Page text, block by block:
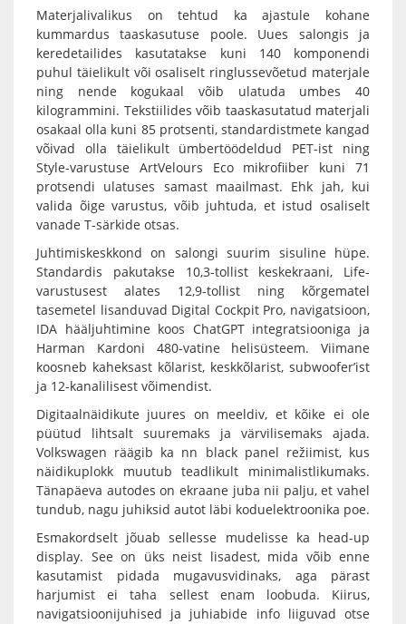
Materjalivalikus on tehtud ka ajastule kohane
kummardus taaskasutuse poole. Uues salongis ja
keredetailides kasutatakse kuni 140 komponendi
puhul täielikult või osaliselt ringlussevõetud materjale
ning nende kogukaal võib ulatuda umbes 40
kilogrammini. Tekstiilides võib taaskasutatud materjali
osakaal olla kuni 85 protsenti, standardistmete kangad
võivad olla täielikult ümbertöödeldud PET-ist ning
Style-varustuse ArtVelours Eco mikrofiiber kuni 71
protsendi ulatuses samast maailmast. Ehk jah, kui
valida õige varustus, võib juhtuda, et istud osaliselt
vanade T-särkide otsas.
Juhtimiskeskkond on salongi suurim sisuline hüpe.
Standardis pakutakse 10,3-tollist keskekraani, Life-
varustusest alates 12,9-tollist ning kõrgematel
tasemetel lisanduvad Digital Cockpit Pro, navigatsioon,
IDA hääljuhtimine koos ChatGPT integratsiooniga ja
Harman Kardoni 480-vatine helisüsteem. Viimane
koosneb kaheksast kõlarist, keskkõlarist, subwoofer’ist
ja 12-kanalilisest võimendist.
Digitaalnäidikute juures on meeldiv, et kõike ei ole
püütud lihtsalt suuremaks ja värvilisemaks ajada.
Volkswagen räägib ka nn black panel režiimist, kus
näidikuplokk muutub teadlikult minimalistlikumaks.
Tänapäeva autodes on ekraane juba nii palju, et vahel
tundub, nagu juhiksid autot läbi koduelektroonika poe.
Esmakordselt jõuab sellesse mudelisse ka head-up
display. See on üks neist lisadest, mida võib enne
kasutamist pidada mugavusvidinaks, aga pärast
harjumist ei taha sellest enam loobuda. Kiirus,
navigatsioonijuhised ja juhiabide info liiguvad otse